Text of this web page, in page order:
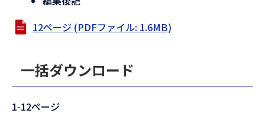
12ページ (PDFファイル: 1.6MB)
一括ダウンロード
1-12ページ